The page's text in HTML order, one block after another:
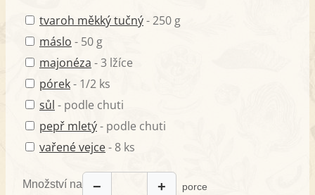
tvaroh měkký tučný- 250 g
máslo - 50 g
majonéza - 3 lžíce
pórek- 1/2 ks
sůl - podle chuti
pepř mletý- podle chuti
vařené vejce- 8 ks
Množství na − + porce